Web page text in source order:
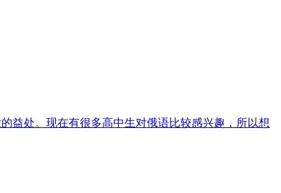
益处。现在有很多高中生对俄语比较感兴趣，所以想